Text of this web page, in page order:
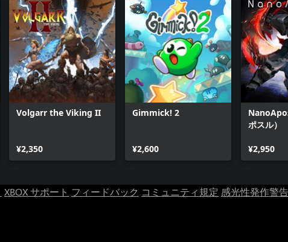
Volgarr the Viking II
¥2,350
Gimmick! 2
¥2,600
ポスル）
¥2,950
XBOX サポート フィードバック コミュニティ規定 感光性発作警告